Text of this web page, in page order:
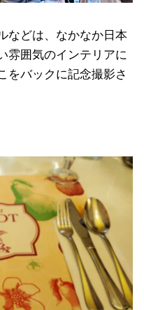
などは、なかなか日本
雰囲気のインテリアに
をバックに記念撮影さ